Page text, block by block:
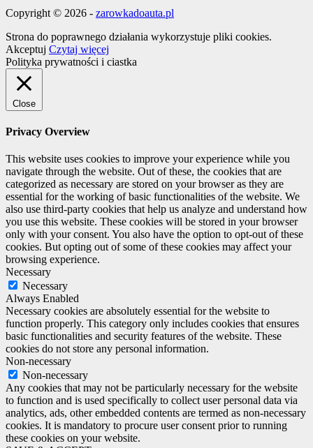
Copyright © 2026 - zarowkadoauta.pl
Strona do poprawnego działania wykorzystuje pliki cookies.
Akceptuj Czytaj więcej
Polityka prywatności i ciastka
Close
Privacy Overview
This website uses cookies to improve your experience while you
navigate through the website. Out of these, the cookies that are
categorized as necessary are stored on your browser as they are
essential for the working of basic functionalities of the website. We
also use third-party cookies that help us analyze and understand how
you use this website. These cookies will be stored in your browser
only with your consent. You also have the option to opt-out of these
cookies. But opting out of some of these cookies may affect your
browsing experience.
Necessary
Necessary
Always Enabled
Necessary cookies are absolutely essential for the website to
function properly. This category only includes cookies that ensures
basic functionalities and security features of the website. These
cookies do not store any personal information.
Non-necessary
Non-necessary
Any cookies that may not be particularly necessary for the website
to function and is used specifically to collect user personal data via
analytics, ads, other embedded contents are termed as non-necessary
cookies. It is mandatory to procure user consent prior to running
these cookies on your website.